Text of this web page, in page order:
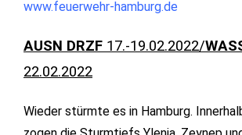
www.feuerwehr-hamburg.de
AUSN DRZF 17.-19.02.2022/
22.02.2022
Wieder stürmte es in Hamburg.